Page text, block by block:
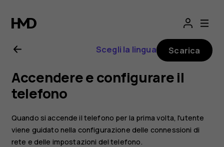
Manuale
d'uso
del
Nokia
X10
Scegli la lingua Scarica
Accendere e configurare il
telefono
Quando si accende il telefono per la prima volta, l'utente
viene guidato nella configurazione delle connessioni di
rete e delle impostazioni del telefono.